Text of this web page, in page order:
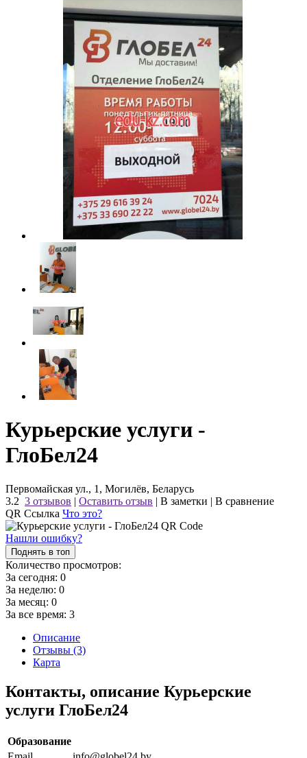
Курьерские услуги -
ГлоБел24
Первомайская ул., 1, Могилёв, Беларусь
3.2 3 отзывов | Оставить отзыв | В заметки | В сравнение
QR Ссылка Что это?
Нашли ошибку?
Поднять в топ
Количество просмотров:
За сегодня: 0
За неделю: 0
За месяц: 0
За все время: 3
Описание
Отзывы (3)
Карта
Контакты, описание Курьерские
услуги ГлоБел24
Образование